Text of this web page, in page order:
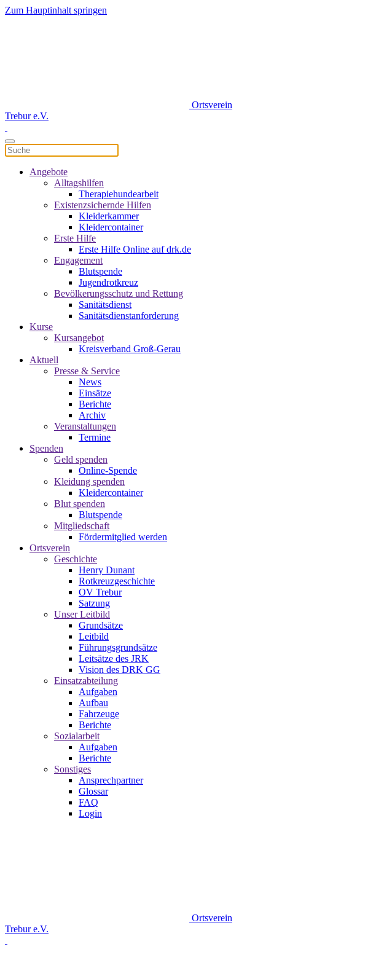
Zum Hauptinhalt springen
Ortsverein
Trebur e.V.
Angebote
Alltagshilfen
Therapiehundearbeit
Existenzsichernde Hilfen
Kleiderkammer
Kleidercontainer
Erste Hilfe
Erste Hilfe Online auf drk.de
Engagement
Blutspende
Jugendrotkreuz
Bevölkerungsschutz und Rettung
Sanitätsdienst
Sanitätsdienstanforderung
Kurse
Kursangebot
Kreisverband Groß-Gerau
Aktuell
Presse & Service
News
Einsätze
Berichte
Archiv
Veranstaltungen
Termine
Spenden
Geld spenden
Online-Spende
Kleidung spenden
Kleidercontainer
Blut spenden
Blutspende
Mitgliedschaft
Fördermitglied werden
Ortsverein
Geschichte
Henry Dunant
Rotkreuzgeschichte
OV Trebur
Satzung
Unser Leitbild
Grundsätze
Leitbild
Führungsgrundsätze
Leitsätze des JRK
Vision des DRK GG
Einsatzabteilung
Aufgaben
Aufbau
Fahrzeuge
Berichte
Sozialarbeit
Aufgaben
Berichte
Sonstiges
Ansprechpartner
Glossar
FAQ
Login
Ortsverein
Trebur e.V.